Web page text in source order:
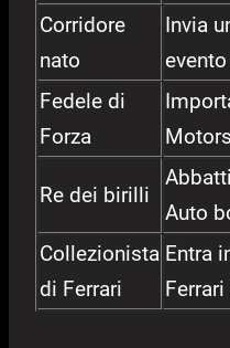
Corridore
nato
Invia
Fedele di
Forza
Re dei birilli
Auto
Collezionista
di Ferrari
Entra